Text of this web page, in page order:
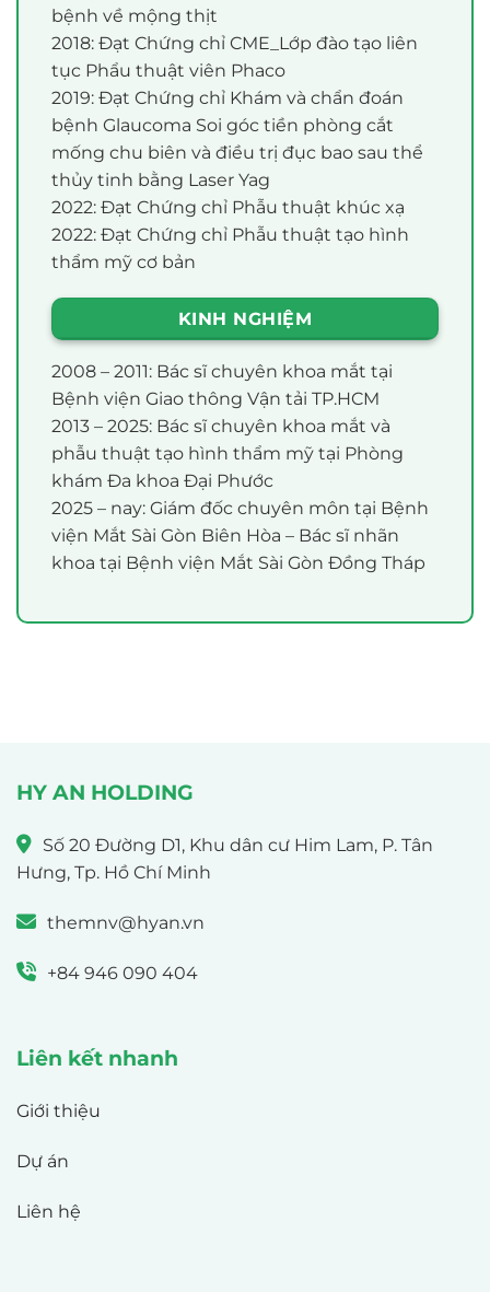
bệnh về mộng thịt
2018: Đạt Chứng chỉ CME_Lớp đào tạo liên
tục Phẩu thuật viên Phaco
2019: Đạt Chứng chỉ Khám và chẩn đoán
bệnh Glaucoma Soi góc tiền phòng cắt
mống chu biên và điều trị đục bao sau thể
thủy tinh bằng Laser Yag
2022: Đạt Chứng chỉ Phẫu thuật khúc xạ
2022: Đạt Chứng chỉ Phẫu thuật tạo hình
thẩm mỹ cơ bản
KINH NGHIỆM
2008 – 2011: Bác sĩ chuyên khoa mắt tại
Bệnh viện Giao thông Vận tải TP.HCM
2013 – 2025: Bác sĩ chuyên khoa mắt và
phẫu thuật tạo hình thẩm mỹ tại Phòng
khám Đa khoa Đại Phước
2025 – nay: Giám đốc chuyên môn tại Bệnh
viện Mắt Sài Gòn Biên Hòa – Bác sĩ nhãn
khoa tại Bệnh viện Mắt Sài Gòn Đồng Tháp
HY AN HOLDING
Số 20 Đường D1, Khu dân cư Him Lam, P. Tân
Hưng, Tp. Hồ Chí Minh
themnv@hyan.vn
+84 946 090 404
Liên kết nhanh
Giới thiệu
Dự án
Liên hệ